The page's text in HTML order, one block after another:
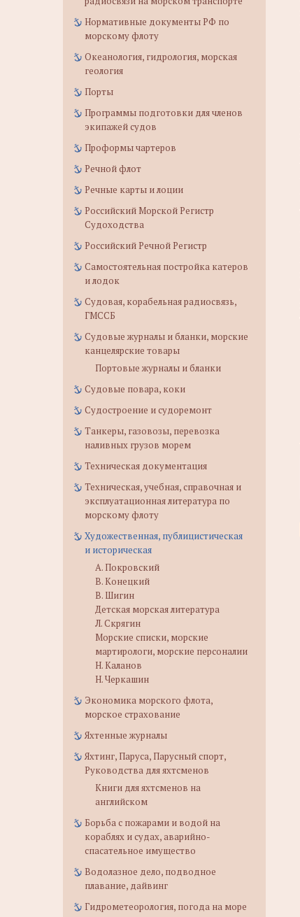
Нормативные документы РФ по
морскому флоту
Океанология, гидрология, морская
геология
Порты
Программы подготовки для членов
экипажей судов
Проформы чартеров
Речной флот
Речные карты и лоции
Российский Морской Регистр
Судоходства
Российский Речной Регистр
Самостоятельная постройка катеров
и лодок
Судовая, корабельная радиосвязь,
ГМССБ
Судовые журналы и бланки, морские
канцелярские товары
Портовые журналы и бланки
Судовые повара, коки
Судостроение и судоремонт
Танкеры, газовозы, перевозка
наливных грузов морем
Техническая документация
Техническая, учебная, справочная и
эксплуатационная литература по
морскому флоту
Художественная, публицистическая
и историческая
А. Покровский
В. Конецкий
В. Шигин
Детская морская литература
Л. Скрягин
Морские списки, морские
мартирологи, морские персоналии
Н. Каланов
Н. Черкашин
Экономика морского флота,
морское страхование
Яхтенные журналы
Яхтинг, Паруса, Парусный спорт,
Руководства для яхтсменов
Книги для яхтсменов на
английском
Борьба с пожарами и водой на
кораблях и судах, аварийно-
спасательное имущество
Водолазное дело, подводное
плавание, дайвинг
Гидрометеорология, погода на море